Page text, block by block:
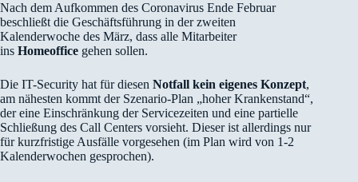
Nach dem Aufkommen des Coronavirus Ende Februar
beschließt die Geschäftsführung in der zweiten
Kalenderwoche des März, dass alle Mitarbeiter
ins Homeoffice gehen sollen.
Die IT-Security hat für diesen Notfall kein eigenes Konzept,
am nähesten kommt der Szenario-Plan „hoher Krankenstand“,
der eine Einschränkung der Servicezeiten und eine partielle
Schließung des Call Centers vorsieht. Dieser ist allerdings nur
für kurzfristige Ausfälle vorgesehen (im Plan wird von 1-2
Kalenderwochen gesprochen).